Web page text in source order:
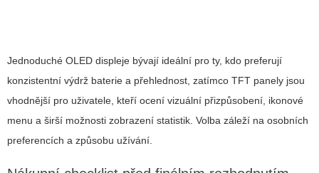
Jednoduché OLED displeje bývají ideální pro ty, kdo preferují
konzistentní výdrž baterie a přehlednost, zatímco TFT panely jsou
vhodnější pro uživatele, kteří ocení vizuální přizpůsobení, ikonové
menu a širší možnosti zobrazení statistik. Volba záleží na osobních
preferencích a způsobu užívání.